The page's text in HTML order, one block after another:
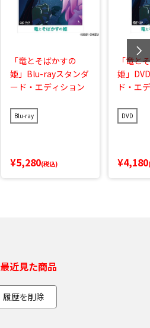
「竜とそばかすの
姫」Blu-rayスタンダ
ード・エディション
Blu-ray
¥5,280(税込)
「竜と
姫」
ド・エ
DVD
¥4,180
最近見た商品
履歴を削除